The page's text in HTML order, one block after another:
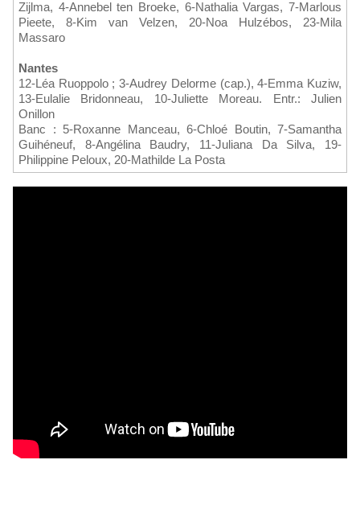
Zijlma, 4-Annebel ten Broeke, 6-Nathalia Vargas, 7-Marlous
Pieete, 8-Kim van Velzen, 20-Noa Hulzébos, 23-Mila
Massaro
Nantes
12-Léa Ruoppolo ; 3-Audrey Delorme (cap.), 4-Emma Kuziw,
13-Eulalie Bridonneau, 10-Juliette Moreau. Entr.: Julien
Onillon
Banc : 5-Roxanne Manceau, 6-Chloé Boutin, 7-Samantha
Guihéneuf, 8-Angélina Baudry, 11-Juliana Da Silva, 19-
Philippine Peloux, 20-Mathilde La Posta